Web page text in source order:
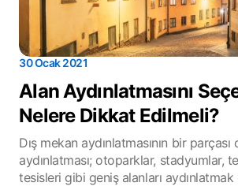
30 Ocak 2021
Alan Aydınlatmasını
Nelere Dikkat Edilmeli?
Dış mekan aydınlatmasının bir parçası
aydınlatması; otoparklar, stadyumlar,
tesisleri gibi geniş alanları